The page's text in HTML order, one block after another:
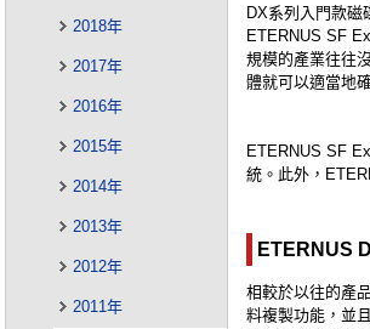
2018年
2017年
2016年
2015年
2014年
2013年
2012年
2011年
DX系列入門款磁
ETERNUS SF
規模的產業往往
體就可以適當地
ETERNUS SF
統。此外，
ETERNUS
相較於以往的產
料複製功能，並